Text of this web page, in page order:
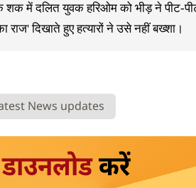
शक में दलित युवक हरिओम को भीड़ ने पीट-
राज' दिखाते हुए हत्यारों ने उसे नहीं बख्शा।
News updates
डाउनलोडकरें